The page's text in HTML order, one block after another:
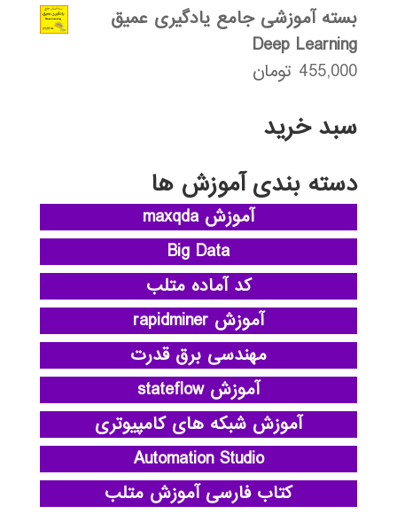
بسته آموزشی جامع یادگیری عمیق
Deep Learning
455,000 تومان
سبد خرید
دسته بندی آموزش ها
آموزش maxqda
Big Data
کد آماده متلب
آموزش rapidminer
مهندسی برق قدرت
آموزش stateflow
آموزش شبکه های کامپیوتری
Automation Studio
کتاب فارسی آموزش متلب